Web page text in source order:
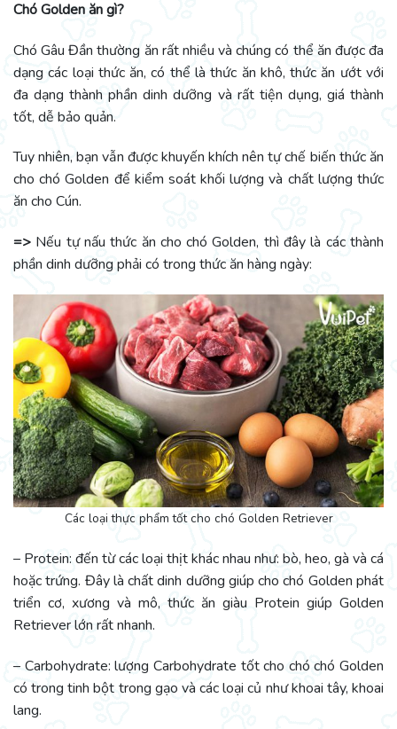
Chó Golden ăn gì?
Chó Gâu Đần thường ăn rất nhiều và chúng có thể ăn được đa
dạng các loại thức ăn, có thể là thức ăn khô, thức ăn ướt với
đa dạng thành phần dinh dưỡng và rất tiện dụng, giá thành
tốt, dễ bảo quản.
Tuy nhiên, bạn vẫn được khuyến khích nên tự chế biến thức ăn
cho chó Golden để kiểm soát khối lượng và chất lượng thức
ăn cho Cún.
=> Nếu tự nấu thức ăn cho chó Golden, thì đây là các thành
phần dinh dưỡng phải có trong thức ăn hàng ngày:
Các loại thực phẩm tốt cho chó Golden Retriever
– Protein: đến từ các loại thịt khác nhau như: bò, heo, gà và cá
hoặc trứng. Đây là chất dinh dưỡng giúp cho chó Golden phát
triển cơ, xương và mô, thức ăn giàu Protein giúp Golden
Retriever lớn rất nhanh.
– Carbohydrate: lượng Carbohydrate tốt cho chó chó Golden
có trong tinh bột trong gạo và các loại củ như khoai tây, khoai
lang.